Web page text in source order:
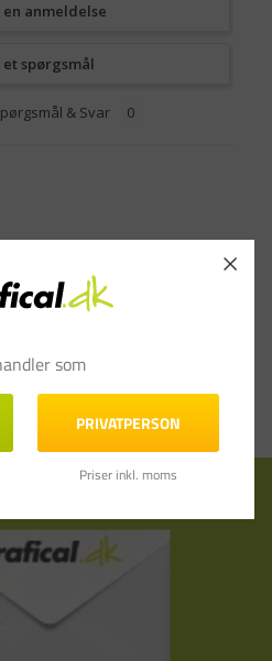
en anmeldelse
et spørgsmål
& Svar
som
PRIVATPERSON
Priser inkl. moms